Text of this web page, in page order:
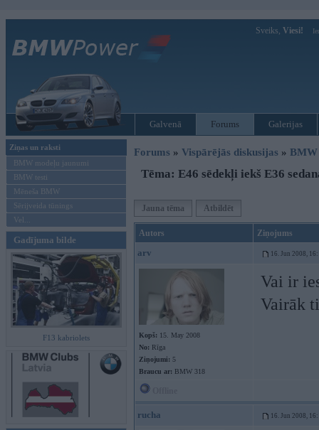
Sveiks, Viesi!
Galvenā Forums Galerijas
Ziņas un raksti
BMW modeļu jaunumi
BMW testi
Mēneša BMW
Sērijveida tūnings
Vel...
Gadījuma bilde
F13 kabriolets
Forums » Vispārējās diskusijas » BMW
Tēma: E46 sēdekļi iekš E36
Jauna tēma Atbildēt
Autors Ziņojums
arv 16. Jun 2008,
Kopš: 15. May 2008
No: Rīga
Ziņojumi: 5
Braucu ar: BMW 318
Vai ir
Vairāk
rucha 16. Jun 2008,